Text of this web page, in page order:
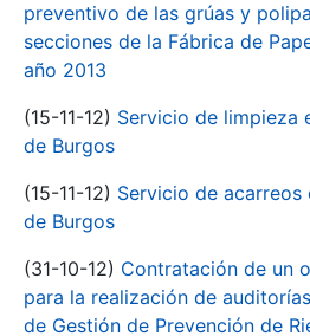
preventivo de las grúas y
secciones de la Fábrica de
año 2013
(15-11-12) Servicio de limpieza
de Burgos
(15-11-12) Servicio de acarreos
de Burgos
(31-10-12) Contratación de un
para la realización de
de Gestión de Prevención de